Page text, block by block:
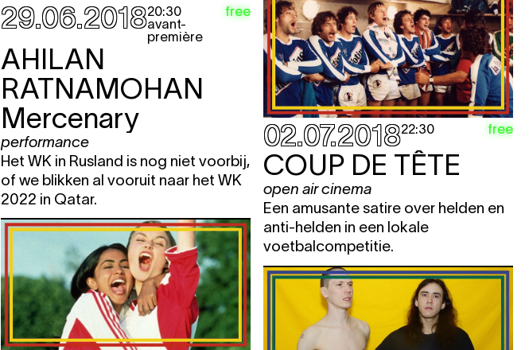
29.06.201820:30
avant-
première
free
AHILAN
RATNAMOHAN
Mercenary
performance
Het WK in Rusland is nog niet voorbij,
of we blikken al vooruit naar het WK
2022 in Qatar.
02.07.201822:30 free
COUP DE TÊTE
open air cinema
Een amusante satire over helden en
anti-helden in een lokale
voetbalcompetitie.